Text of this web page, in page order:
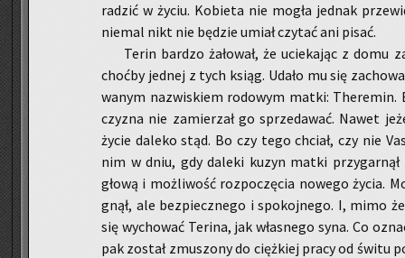
ra­dzić w życiu. Ko­bie­ta nie mogła jed­nak
nie­mal nikt nie bę­dzie umiał czy­tać ani pisać.
Terin bar­dzo ża­ło­wał, że ucie­ka­jąc z domu
choć­by jed­nej z tych ksiąg. Udało mu się
wa­nym na­zwi­skiem ro­do­wym matki:
czy­zna nie za­mie­rzał go sprze­da­wać. Nawet
życie da­le­ko stąd. Bo czy tego chciał, czy nie
nim w dniu, gdy da­le­ki kuzyn matki
głową i moż­li­wość roz­po­czę­cia no­we­go życia.
gnął, ale bez­piecz­ne­go i spo­koj­ne­go. I, mimo
się wy­cho­wać Te­ri­na, jak wła­sne­go syna. Co
pak zo­stał zmu­szo­ny do cięż­kiej pracy od świtu